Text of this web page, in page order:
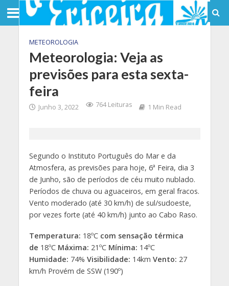
METEOROLOGIA
Meteorologia: Veja as
previsões para esta sexta-
feira
Junho 3, 2022 764 Leituras 1 Min Read
Segundo o Instituto Português do Mar e da
Atmosfera, as previsões para hoje, 6ª Feira, dia 3
de Junho, são de períodos de céu muito nublado.
Períodos de chuva ou aguaceiros, em geral fracos.
Vento moderado (até 30 km/h) de sul/sudoeste,
por vezes forte (até 40 km/h) junto ao Cabo Raso.
Temperatura: 18ºC com sensação térmica
de 18ºC Máxima: 21ºC Mínima: 14ºC
Humidade: 74% Visibilidade: 14km Vento: 27
km/h Provém de SSW (190º)